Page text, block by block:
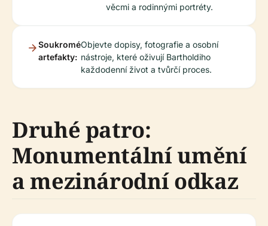
věcmi a rodinnými portréty.
Soukromé
artefakty:
Objevte dopisy, fotografie a osobní
nástroje, které oživují Bartholdiho
každodenní život a tvůrčí proces.
Druhé patro:
Monumentální umění
a mezinárodní odkaz